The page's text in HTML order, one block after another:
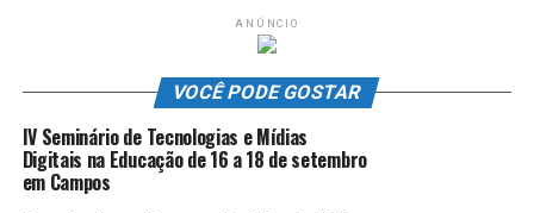
aperfeiçoar a mobilidade urbana, criar soluções
sustentáveis, entre outras melhorias”.
Ele ainda citou cidades inteligentes ao redor do mundo,
como Nova York e São Francisco, nos Estados Unidos;
Amsterdã, na Holanda; Tóquio, no Japão; Viena, na
Áustria e Copenhagen, na Dinamarca. No Brasil,
ANÚNCIO
VOCÊ PODE GOSTAR
IV Seminário de Tecnologias e Mídias
Digitais na Educação de 16 a 18 de setembro
em Campos